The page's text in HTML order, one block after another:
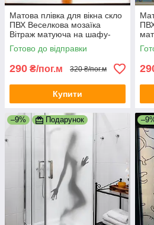
Матова плівка для вікна скло
ПВХ Веселкова мозаїка
Вітраж матуюча на шафу-
купе для дзеркала 1 пог.м
1000х1000 мм
Готово до відправки
290 ₴/пог.м 320 ₴/пог.м
Купити
мм
–9% Подарунок